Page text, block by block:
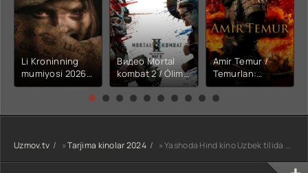
Li Kroninning
mumiyosi 2026
(uzbek tilida
kino) tarjima HD
Видео Mortal
kombat 2 / Ólim
jangi 2 (2026)
Uzbek tilida
Amir Temur /
Temurlan:
Fathchining
yuksalishi
tarjima kino Full
HD tas-ix
Uzmov.tv »Tarjima kinolar 2024 » Yashoda Hind kino Uzbek tilida 2024 O'zbekcha tarjima 720p HD skachat